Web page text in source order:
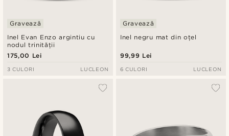
Inel Evan Enzo argintiu cu
nodul trinității
Gravează
175,00 Lei
3 CULORI LUCLEON
Inel negru mat din oțel
Gravează
99,99 Lei
6 CULORI LUCLEON